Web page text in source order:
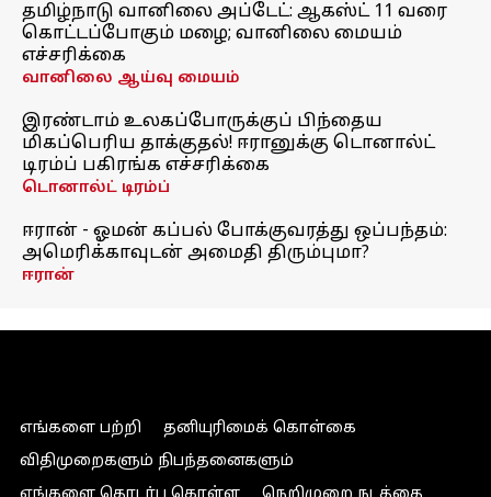
தமிழ்நாடு வானிலை அப்டேட்: ஆகஸ்ட் 11 வரை
கொட்டப்போகும் மழை; வானிலை மையம்
எச்சரிக்கை
வானிலை ஆய்வு மையம்
இரண்டாம் உலகப்போருக்குப் பிந்தைய
மிகப்பெரிய தாக்குதல்! ஈரானுக்கு டொனால்ட்
டிரம்ப் பகிரங்க எச்சரிக்கை
டொனால்ட் டிரம்ப்
ஈரான் - ஓமன் கப்பல் போக்குவரத்து ஒப்பந்தம்:
அமெரிக்காவுடன் அமைதி திரும்புமா?
ஈரான்
எங்களை பற்றி
தனியுரிமைக் கொள்கை
விதிமுறைகளும் நிபந்தனைகளும்